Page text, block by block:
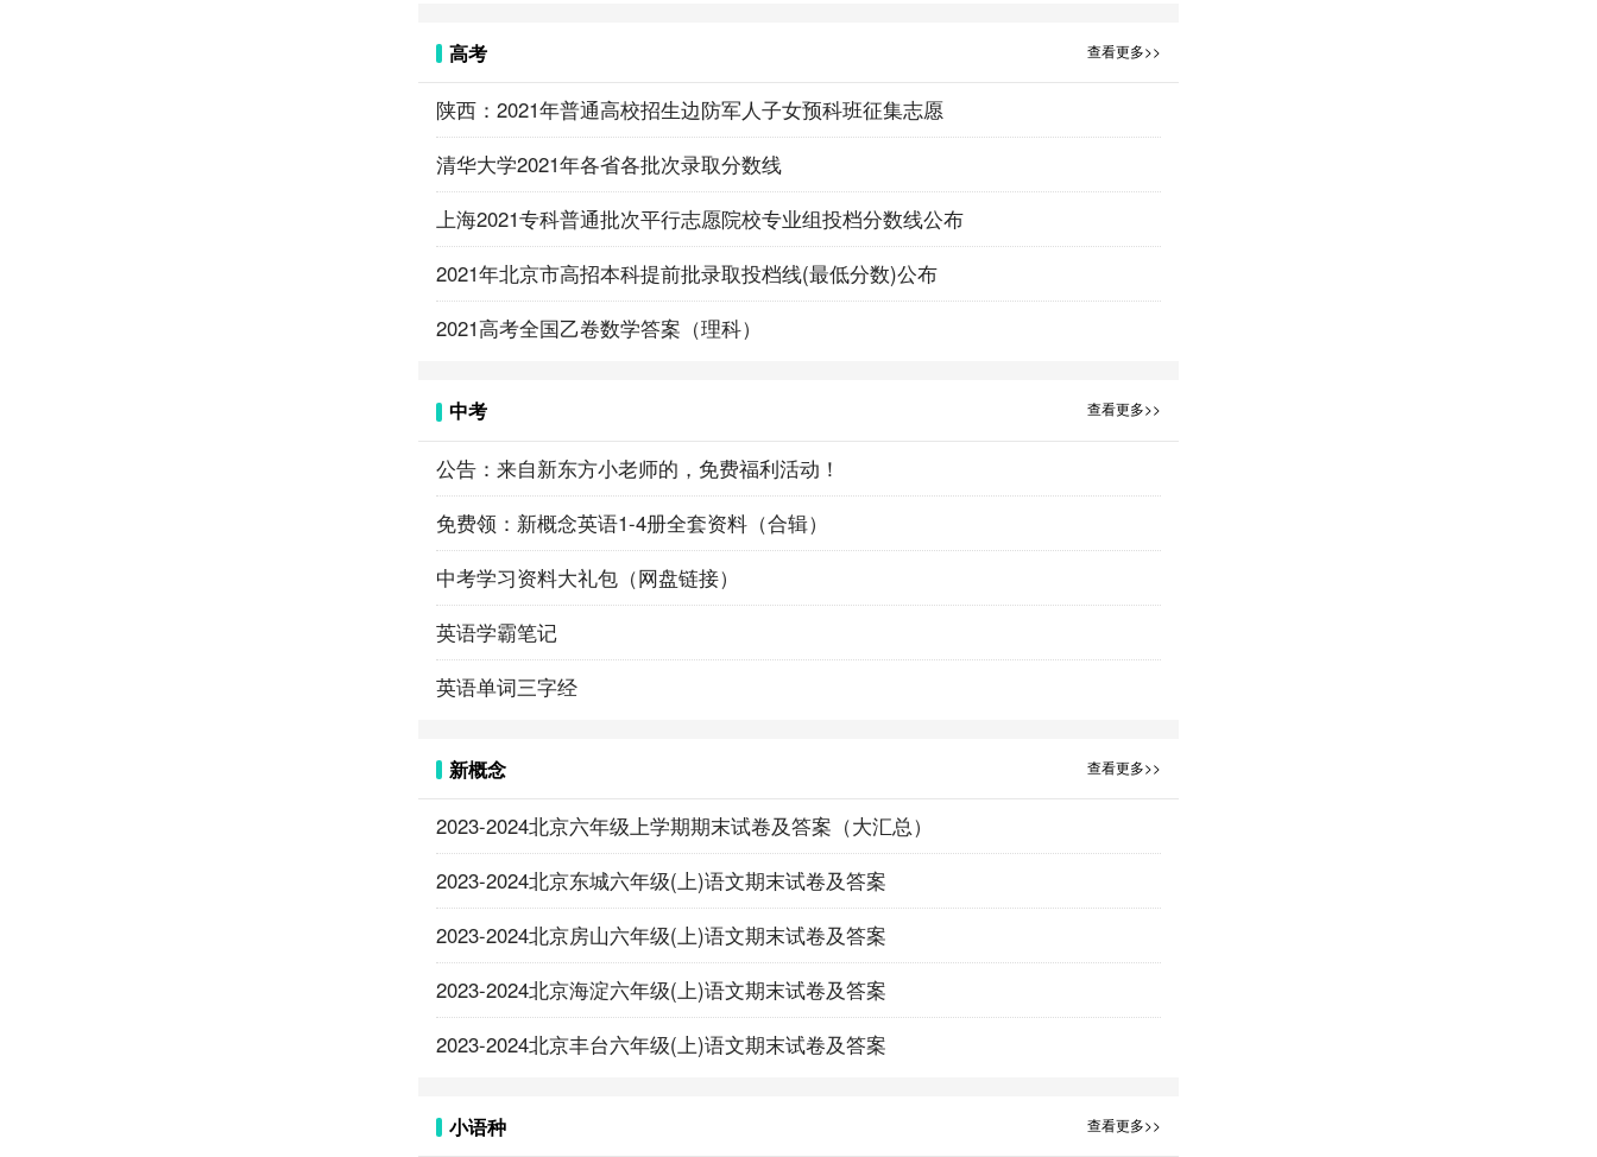
高考 查看更多>>
陕西：2021年普通高校招生边防军人子女预科班征集志愿
清华大学2021年各省各批次录取分数线
上海2021专科普通批次平行志愿院校专业组投档分数线公布
2021年北京市高招本科提前批录取投档线(最低分数)公布
2021高考全国乙卷数学答案（理科）
中考 查看更多>>
公告：来自新东方小老师的，免费福利活动！
免费领：新概念英语1-4册全套资料（合辑）
中考学习资料大礼包（网盘链接）
英语学霸笔记
英语单词三字经
新概念 查看更多>>
2023-2024北京六年级上学期期末试卷及答案（大汇总）
2023-2024北京东城六年级(上)语文期末试卷及答案
2023-2024北京房山六年级(上)语文期末试卷及答案
2023-2024北京海淀六年级(上)语文期末试卷及答案
2023-2024北京丰台六年级(上)语文期末试卷及答案
小语种 查看更多>>